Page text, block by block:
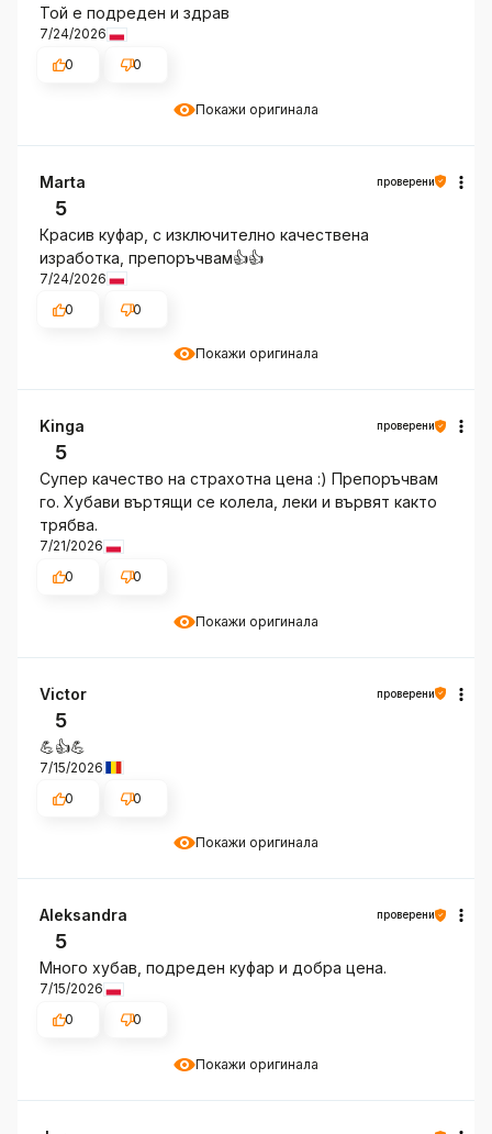
Покажи оригинала
Той е подреден и здрав
7/24/2026
0
0
Покажи оригинала
Marta проверени
5
Красив куфар, с изключително качествена
изработка, препоръчвам👍️👍️
7/24/2026
0
0
Покажи оригинала
Kinga проверени
5
Супер качество на страхотна цена :) Препоръчвам
го. Хубави въртящи се колела, леки и вървят както
трябва.
7/21/2026
0
0
Покажи оригинала
Victor проверени
5
💪👍️💪
7/15/2026
0
0
Покажи оригинала
Aleksandra проверени
5
Много хубав, подреден куфар и добра цена.
7/15/2026
0
0